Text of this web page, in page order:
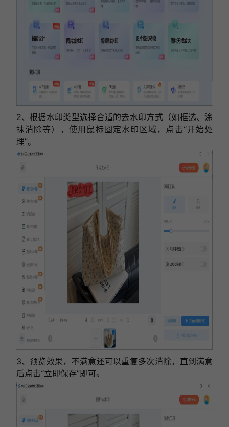
2、根据水印类型选择合适的去水印方式（如框选、涂
抹消除等），使用鼠标圈定水印区域，点击“开始处
理”。
3、预览效果，不满意还可以重复多次消除，直到满意
后点击“立即保存”即可。